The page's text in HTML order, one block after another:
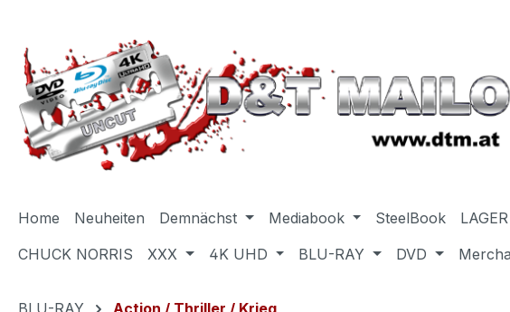
Home Neuheiten Demnächst Mediabook SteelBook
CHUCK NORRIS
XXX 4K UHD BLU-RAY DVD
BLU-RAY Action / Thriller / Krieg